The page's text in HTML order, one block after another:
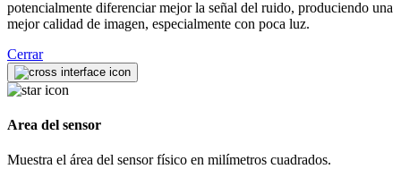
potencialmente diferenciar mejor la señal del ruido, produciendo una
mejor calidad de imagen, especialmente con poca luz.
Cerrar
Area del sensor
Muestra el área del sensor físico en milímetros cuadrados.